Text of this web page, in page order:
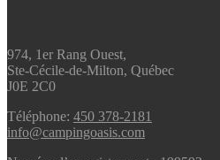
974, 1er Rang Ouest,
Ste-Cécile-de-Milton, Québec
J0E 2C0
Téléphone: 450 378-2181
info@campingoasis.com